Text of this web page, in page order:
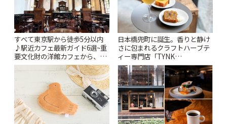
すべて東京駅から徒歩5分以内
♪駅近カフェ最新ガイド6選~重
要文化財の洋館カフェから、改
札すぐのレトロ喫茶まで~ | こと
りっぷ
日本橋兜町に誕生。香りと静け
さに包まれるクラフトハーブテ
ィー専門店「TYNK
Kabutocho」 | ことりっぷ